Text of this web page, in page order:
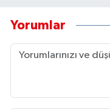
Yorumlar